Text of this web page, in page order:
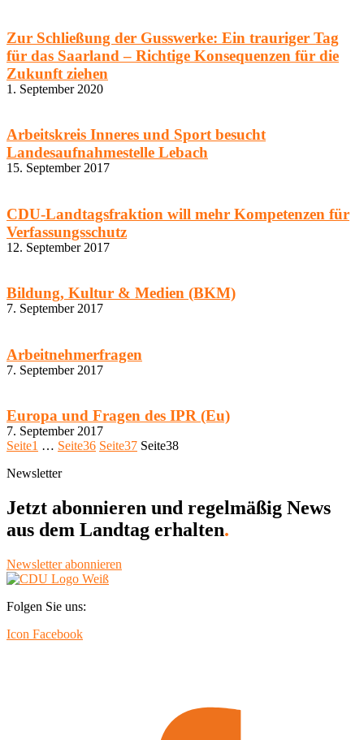
Zur Schließung der Gusswerke: Ein trauriger Tag
für das Saarland – Richtige Konsequenzen für die
Zukunft ziehen
1. September 2020
Arbeitskreis Inneres und Sport besucht
Landesaufnahmestelle Lebach
15. September 2017
CDU-Landtagsfraktion will mehr Kompetenzen für
Verfassungsschutz
12. September 2017
Bildung, Kultur & Medien (BKM)
7. September 2017
Arbeitnehmerfragen
7. September 2017
Europa und Fragen des IPR (Eu)
7. September 2017
Seite1 … Seite36 Seite37 Seite38
Newsletter
Jetzt abonnieren und regelmäßig News
aus dem Landtag erhalten.
Newsletter abonnieren
Folgen Sie uns:
Icon Facebook